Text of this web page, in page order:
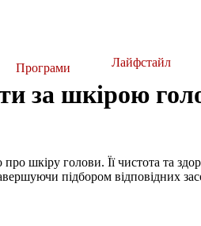
Програми Лайфстайл
за шкірою
шкіру голови. Її чистота та
підбором відповідних